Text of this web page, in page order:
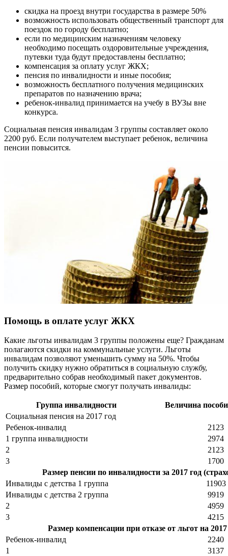
скидка на проезд внутри государства в размере 50%
возможность использовать общественный транспорт для
поездок по городу бесплатно;
если по медицинским назначениям человеку
необходимо посещать оздоровительные учреждения,
путевки туда будут предоставлены бесплатно;
компенсация за оплату услуг ЖКХ;
пенсия по инвалидности и иные пособия;
возможность бесплатного получения медицинских
препаратов по назначению врача;
ребенок-инвалид принимается на учебу в ВУЗы вне
конкурса.
Социальная пенсия инвалидам 3 группы составляет около
2200 руб. Если получателем выступает ребенок, величина
пенсии повысится.
Помощь в оплате услуг ЖКХ
Какие льготы инвалидам 3 группы положены еще? Гражданам
полагаются скидки на коммунальные услуги. Льготы
инвалидам позволяют уменьшить сумму на 50%. Чтобы
получить скидку нужно обратиться в социальную службу,
предварительно собрав необходимый пакет документов.
Размер пособий, которые смогут получать инвалиды:
Группа инвалидности
Величина
Социальная пенсия на 2017 год
Ребенок-инвалид
2123
1 группа инвалидности
2974
2
2123
3
1700
Размер пенсии по инвалидности за 2017 год
Инвалиды с детства 1 группа
11903
Инвалиды с детства 2 группа
9919
2
4959
3
4215
Размер компенсации при отказе от льгот на 2017
Ребенок-инвалид
2240
1
3137